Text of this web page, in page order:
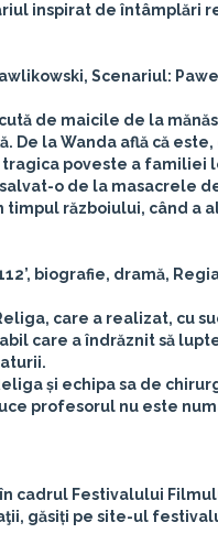
inspirat de întâmplări
Scenariul:
de maicile de la
De la Wanda află că
poveste a familiei
o de la masacrele
timpul războiului, când
biografie, dramă,
care a realizat, cu
care a îndrăznit să
și echipa sa de
profesorul nu este
cadrul Festivalului
găsiți pe site-ul